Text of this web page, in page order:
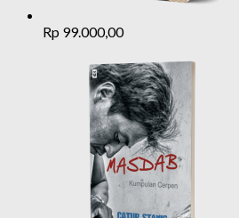
Rp 99.000,00